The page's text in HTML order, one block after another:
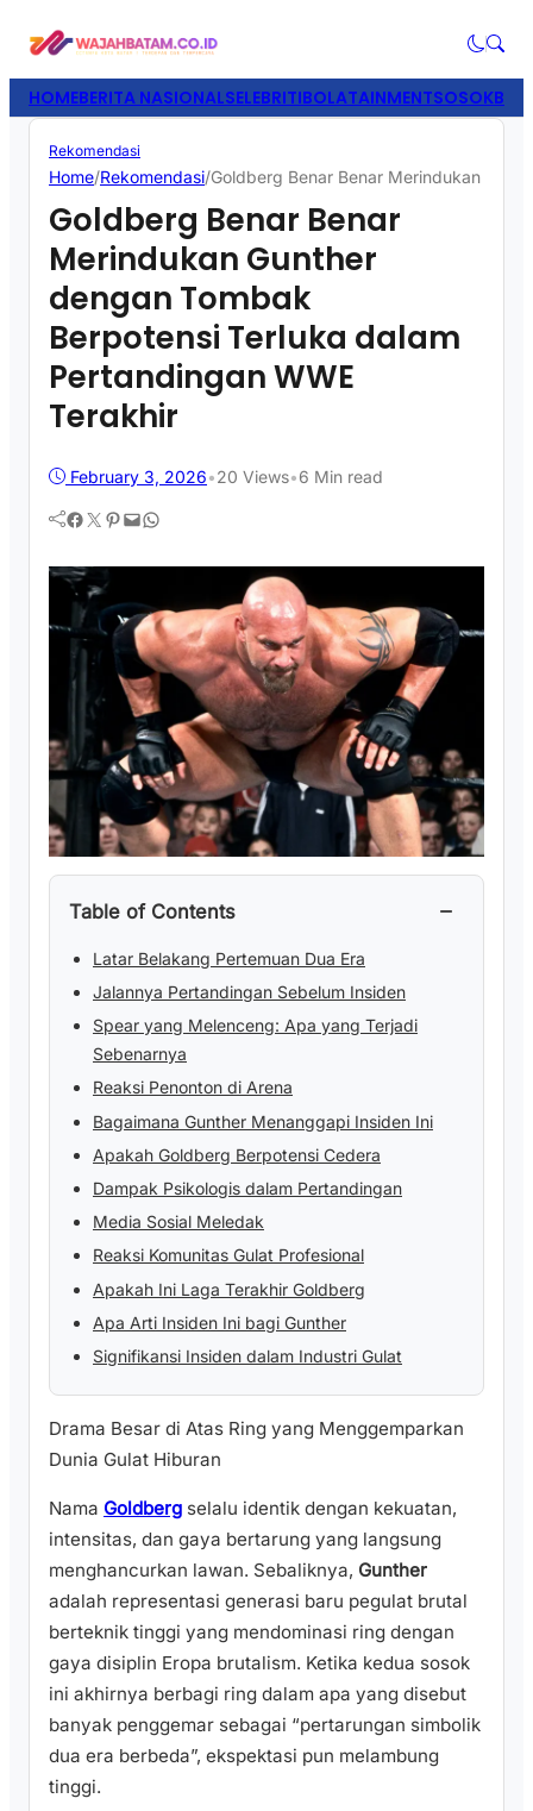
HOMEBERITA NASIONALSELEBRITIBOLATAINMENTSOSOK
Rekomendasi
Home/Rekomendasi/Goldberg Benar Benar Merindukan
Goldberg Benar Benar
Merindukan Gunther
dengan Tombak
Berpotensi Terluka dalam
Pertandingan WWE
Terakhir
February 3, 2026•20 Views•6 Min read
Facebook Twitter Pinterest Mail WhatsApp
Table of Contents −
Latar Belakang Pertemuan Dua Era
Jalannya Pertandingan Sebelum Insiden
Spear yang Melenceng: Apa yang Terjadi
Sebenarnya
Reaksi Penonton di Arena
Bagaimana Gunther Menanggapi Insiden Ini
Apakah Goldberg Berpotensi Cedera
Dampak Psikologis dalam Pertandingan
Media Sosial Meledak
Reaksi Komunitas Gulat Profesional
Apakah Ini Laga Terakhir Goldberg
Apa Arti Insiden Ini bagi Gunther
Signifikansi Insiden dalam Industri Gulat
Drama Besar di Atas Ring yang Menggemparkan
Dunia Gulat Hiburan
Nama Goldberg selalu identik dengan kekuatan,
intensitas, dan gaya bertarung yang langsung
menghancurkan lawan. Sebaliknya, Gunther
adalah representasi generasi baru pegulat brutal
berteknik tinggi yang mendominasi ring dengan
gaya disiplin Eropa brutalism. Ketika kedua sosok
ini akhirnya berbagi ring dalam apa yang disebut
banyak penggemar sebagai “pertarungan simbolik
dua era berbeda”, ekspektasi pun melambung
tinggi.